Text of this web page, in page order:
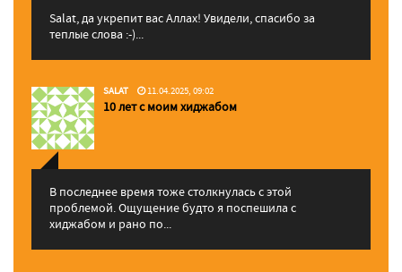
Salat, да укрепит вас Аллаx! Увидели, спасибо за
теплые слова :-)...
SALAT 11.04.2025, 09:02
10 лет с моим хиджабом
В последнее время тоже столкнулась с этой
проблемой. Ощущение будто я поспешила с
хиджабом и рано по...